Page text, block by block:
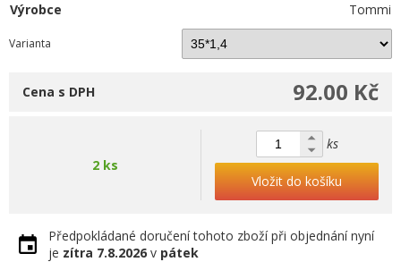
Výrobce
Tommi
Varianta
92.00 Kč
Cena s DPH
2 ks
ks
Vložit do košíku
Předpokládané doručení tohoto zboží při objednání nyní
je zítra 7.8.2026 v pátek